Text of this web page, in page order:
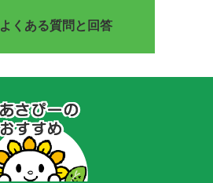
よくある質問と回答